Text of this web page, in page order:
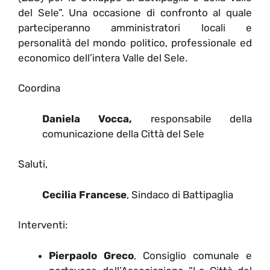
del Sele”. Una occasione di confronto al quale
parteciperanno amministratori locali e
personalità del mondo politico, professionale ed
economico dell’intera Valle del Sele.
Coordina
Daniela Vocca, responsabile della
comunicazione della Città del Sele
Saluti,
Cecilia Francese, Sindaco di Battipaglia
Interventi:
Pierpaolo Greco, Consiglio comunale e